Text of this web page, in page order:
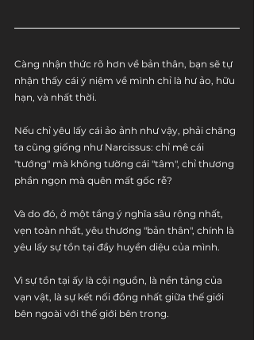
Càng nhận thức rõ hơn về bản thân, bạn sẽ tự
nhận thấy cái ý niệm về mình chỉ là hư ảo, hữu
hạn, và nhất thời.
Nếu chỉ yêu lấy cái ảo ảnh như vậy, phải chăng
ta cũng giống như Narcissus: chỉ mê cái
"tướng" mà không tường cái "tâm", chỉ thương
phần ngọn mà quên mất gốc rễ?
Và do đó, ở một tầng ý nghĩa sâu rộng nhất,
vẹn toàn nhất, yêu thương "bản thân", chính là
yêu lấy sự tồn tại đầy huyền diệu của mình.
Vì sự tồn tại ấy là cội nguồn, là nền tảng của
vạn vật, là sự kết nối đồng nhất giữa thế giới
bên ngoài với thế giới bên trong.